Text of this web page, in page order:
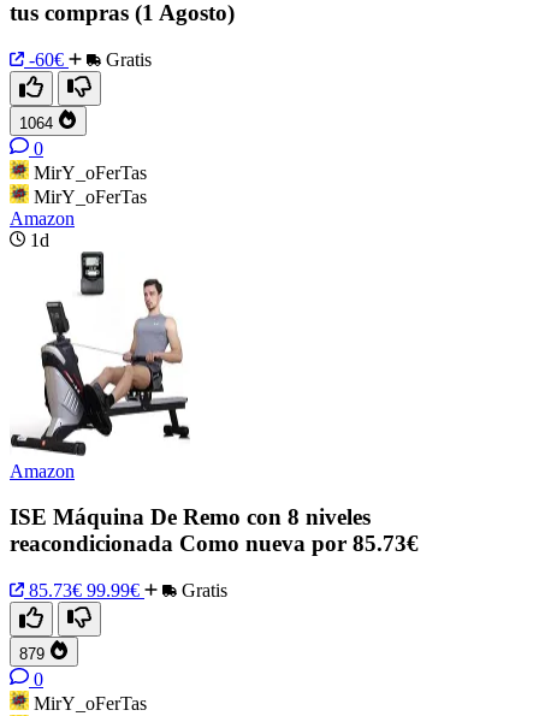
tus compras (1 Agosto)
-60€ Gratis
1064
0
MirY_oFerTas
MirY_oFerTas
Amazon
1d
Amazon
ISE Máquina De Remo con 8 niveles
reacondicionada Como nueva por 85.73€
85.73€ 99.99€ Gratis
879
0
MirY_oFerTas